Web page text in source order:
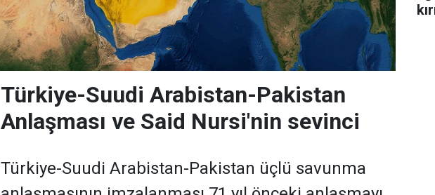
Türkiye-Suudi Arabistan-Pakistan
Anlaşması ve Said Nursi'nin sevinci
Türkiye-Suudi Arabistan-Pakistan üçlü savunma